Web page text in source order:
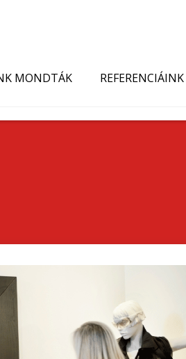
MONDTÁK REFERENCIÁINK